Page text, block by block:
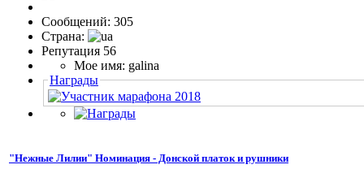
Сообщений: 305
Страна:
Репутация 56
Мое имя: galina
Награды
"Нежные Лилии" Номинация - Донской платок и рушники